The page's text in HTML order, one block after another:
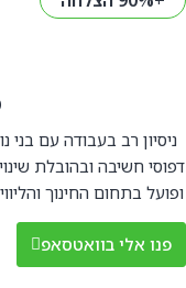
ניסיון רב בעבודה עם בני
ופועל בתחום החינוך
פנו אלי בוואטסאפ